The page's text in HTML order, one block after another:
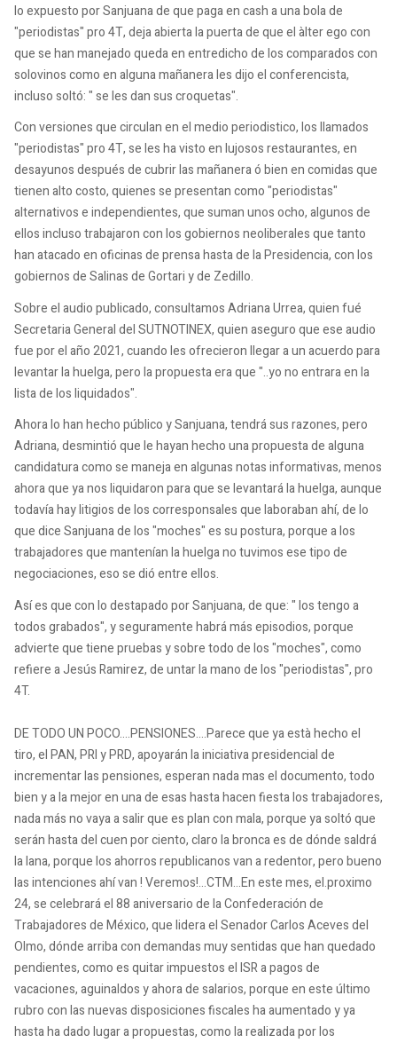
lo expuesto por Sanjuana de que paga en cash a una bola de
"periodistas" pro 4T, deja abierta la puerta de que el àlter ego con
que se han manejado queda en entredicho de los comparados con
solovinos como en alguna mañanera les dijo el conferencista,
incluso soltó: " se les dan sus croquetas".
Con versiones que circulan en el medio periodistico, los llamados
"periodistas" pro 4T, se les ha visto en lujosos restaurantes, en
desayunos después de cubrir las mañanera ó bien en comidas que
tienen alto costo, quienes se presentan como "periodistas"
alternativos e independientes, que suman unos ocho, algunos de
ellos incluso trabajaron con los gobiernos neoliberales que tanto
han atacado en oficinas de prensa hasta de la Presidencia, con los
gobiernos de Salinas de Gortari y de Zedillo.
Sobre el audio publicado, consultamos Adriana Urrea, quien fué
Secretaria General del SUTNOTINEX, quien aseguro que ese audio
fue por el año 2021, cuando les ofrecieron llegar a un acuerdo para
levantar la huelga, pero la propuesta era que "..yo no entrara en la
lista de los liquidados".
Ahora lo han hecho público y Sanjuana, tendrá sus razones, pero
Adriana, desmintió que le hayan hecho una propuesta de alguna
candidatura como se maneja en algunas notas informativas, menos
ahora que ya nos liquidaron para que se levantará la huelga, aunque
todavía hay litigios de los corresponsales que laboraban ahí, de lo
que dice Sanjuana de los "moches" es su postura, porque a los
trabajadores que mantenían la huelga no tuvimos ese tipo de
negociaciones, eso se dió entre ellos.
Así es que con lo destapado por Sanjuana, de que: " los tengo a
todos grabados", y seguramente habrá más episodios, porque
advierte que tiene pruebas y sobre todo de los "moches", como
refiere a Jesús Ramirez, de untar la mano de los "periodistas", pro
4T.
DE TODO UN POCO....PENSIONES....Parece que ya està hecho el
tiro, el PAN, PRI y PRD, apoyarán la iniciativa presidencial de
incrementar las pensiones, esperan nada mas el documento, todo
bien y a la mejor en una de esas hasta hacen fiesta los trabajadores,
nada más no vaya a salir que es plan con mala, porque ya soltó que
serán hasta del cuen por ciento, claro la bronca es de dónde saldrá
la lana, porque los ahorros republicanos van a redentor, pero bueno
las intenciones ahí van ! Veremos!...CTM...En este mes, el.proximo
24, se celebrará el 88 aniversario de la Confederación de
Trabajadores de México, que lidera el Senador Carlos Aceves del
Olmo, dónde arriba con demandas muy sentidas que han quedado
pendientes, como es quitar impuestos el ISR a pagos de
vacaciones, aguinaldos y ahora de salarios, porque en este último
rubro con las nuevas disposiciones fiscales ha aumentado y ya
hasta ha dado lugar a propuestas, como la realizada por los